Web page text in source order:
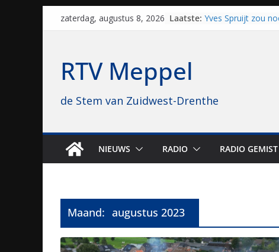
zaterdag, augustus 8, 2026 Laatste:
Staphorst maakt
brullende
Beker
genomen
Luxor neemt
RTV Meppel
de Stem van Zuidwest-Drenthe
NIEUWS RADIO RADIO GEMIST
Maand: augustus 2023